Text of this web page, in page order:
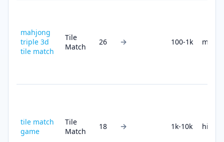
mahjong
triple 3d
tile match
Tile
Match
26 → 100-1k
tile match
game
Tile
Match
18 → 1k-10k high